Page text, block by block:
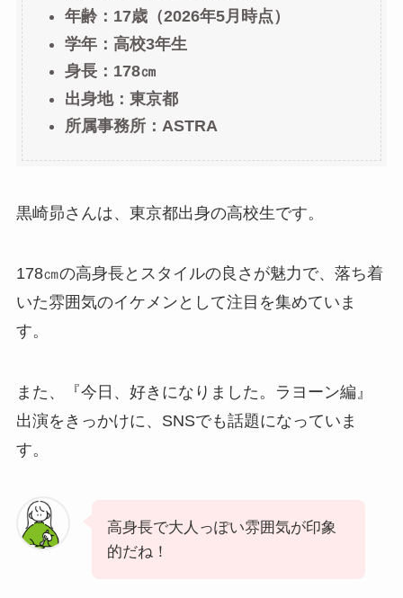
年齢：17歳（2026年5月時点）
学年：高校3年生
身長：178㎝
出身地：東京都
所属事務所：ASTRA
黒崎昴さんは、東京都出身の高校生です。
178㎝の高身長とスタイルの良さが魅力で、落ち着
いた雰囲気のイケメンとして注目を集めていま
す。
また、『今日、好きになりました。ラヨーン編』
出演をきっかけに、SNSでも話題になっていま
す。
高身長で大人っぽい雰囲気が印象
的だね！